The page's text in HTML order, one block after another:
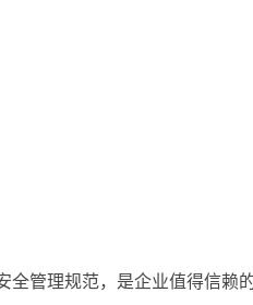
管理规范，是企业值得信赖